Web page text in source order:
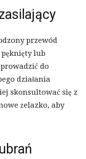
przewód
pęknięty lub
do
działania
skonsultować się z
żelazko, aby